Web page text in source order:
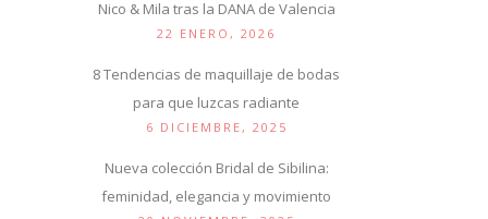
Nico & Mila tras la DANA de Valencia
22 ENERO, 2026
8 Tendencias de maquillaje de bodas
para que luzcas radiante
6 DICIEMBRE, 2025
Nueva colección Bridal de Sibilina:
feminidad, elegancia y movimiento